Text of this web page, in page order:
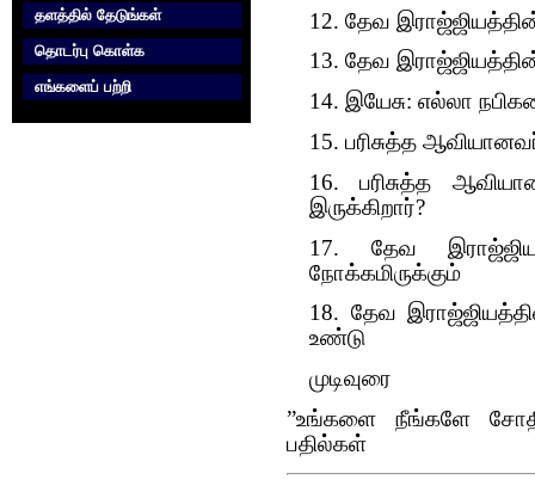
தளத்தில் தேடுங்கள்
தொடர்பு கொள்க‌
எங்களைப் பற்றி
12. தேவ
13. தேவ
14. இயேசு: எல்லா
15. பரிசுத்த
16. பரிசுத்த
இருக்கிறார்?
17. தேவ
நோக்கமிருக்கும்
18. தேவ
உண்டு
முடிவுரை
”உங்களை நீங்களே
பதில்கள்